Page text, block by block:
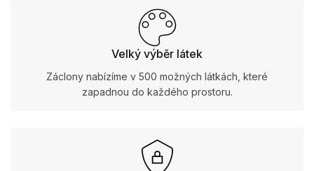
Velký výběr látek
Záclony nabízíme v 500 možných látkách, které
zapadnou do každého prostoru.